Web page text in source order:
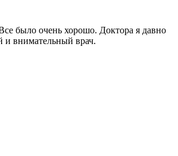
было очень хорошо. Доктора я давно
внимательный врач.